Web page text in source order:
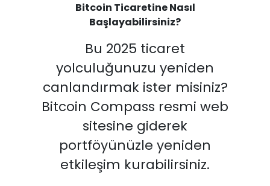
Bitcoin Ticaretine Nasıl
Başlayabilirsiniz?
Bu 2025 ticaret
yolculuğunuzu yeniden
canlandırmak ister misiniz?
Bitcoin Compass resmi web
sitesine giderek
portföyünüzle yeniden
etkileşim kurabilirsiniz.